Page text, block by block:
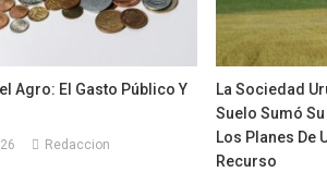
Agro: El Gasto Público Y
Redaccion
La Sociedad
Suelo Sumó
Los Planes De
Recurso